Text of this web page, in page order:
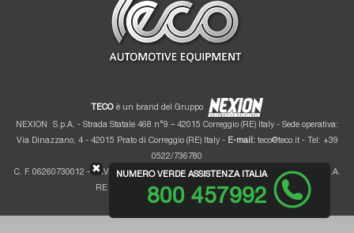
TECO è un brand del Gruppo
NEXION
S.p.A. - Strada Statale 468 n°9 – 42015 Correggio (RE) Italy - Sede operativa:
Via Dinazzano, 4 - 42015 Prato di Correggio (RE) Italy - E-mail: teco@teco.it- Tel: +39
0522/736780
C. F. 06260730012 - P. IVA 01700320359 - Registro imprese RE 06260730012 - R.E.A.
RE 207099 - Cap. Soc. Euro 10.000.000 i.v.
✖ NUMERO VERDE ASSISTENZA ITALIA
800 457992